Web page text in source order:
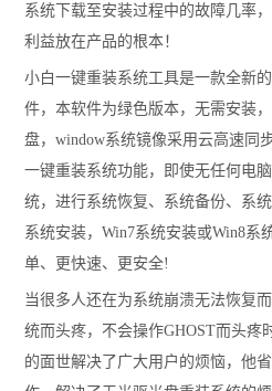
系统下载至安装过程中的故障几率
利益放在产品的根本！
小白一键重装系统工具是一款全新
件，本软件为绿色版本，无需安装
盘，window系统镜像采用云高速同
一键重装系统功能，即使无任何电
统，进行系统恢复、系统备份、系
系统安装，Win7系统安装或Win8系
单、更快速、更安全!
当很多人还在为系统崩溃无法恢复
统而头疼，不会操作GHOST而头疼
的面世解决了广大用户的烦恼，他